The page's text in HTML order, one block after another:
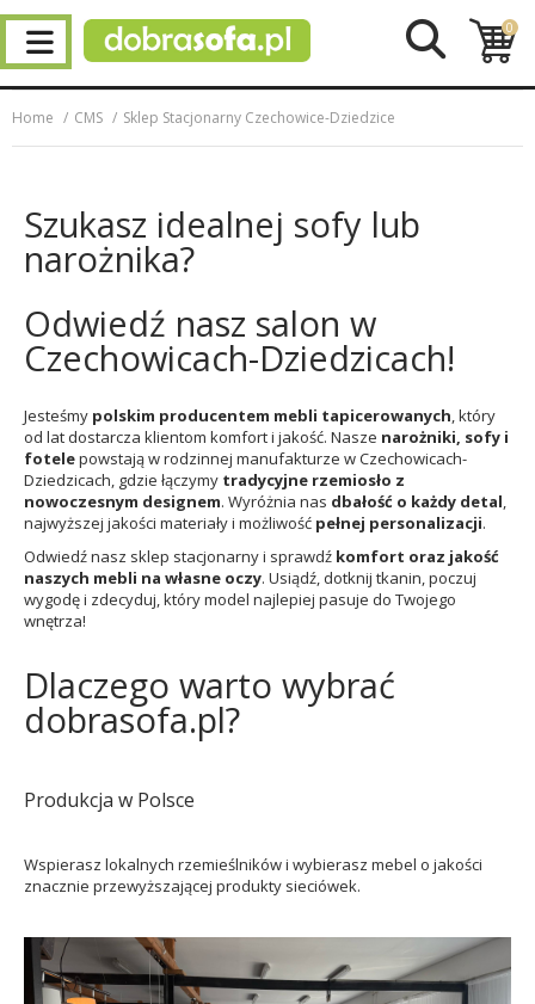
0
Home CMS Sklep Stacjonarny Czechowice-Dziedzice
Szukasz idealnej sofy lub
narożnika?
Odwiedź nasz salon w
Czechowicach-Dziedzicach!
Jesteśmy polskim producentem mebli tapicerowanych, który
od lat dostarcza klientom komfort i jakość. Nasze narożniki, sofy i
fotelepowstają w rodzinnej manufakturze w Czechowicach-
Dziedzicach, gdzie łączymy tradycyjne rzemiosło z
nowoczesnym designem. Wyróżnia nas dbałość o każdy detal,
najwyższej jakości materiały i możliwość pełnej personalizacji.
Odwiedź nasz sklep stacjonarny i sprawdź komfort oraz jakość
naszych mebli na własne oczy. Usiądź, dotknij tkanin, poczuj
wygodę i zdecyduj, który model najlepiej pasuje do Twojego
wnętrza!
Dlaczego warto wybrać
dobrasofa.pl?
Produkcja w Polsce
Wspierasz lokalnych rzemieślników i wybierasz mebel o jakości
znacznie przewyższającej produkty sieciówek.